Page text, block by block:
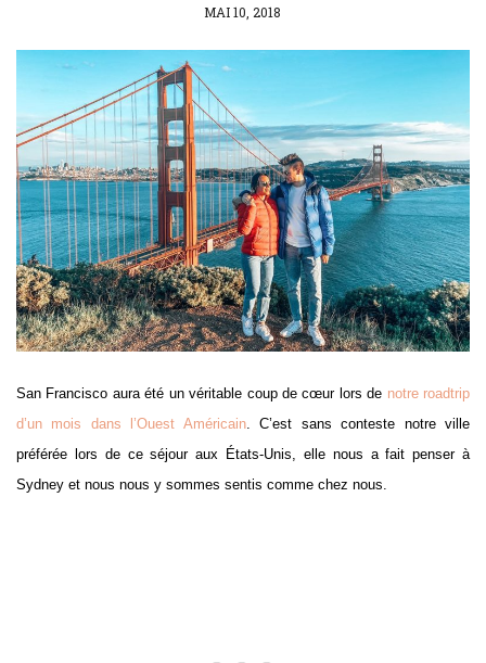
POSTED
MAI 10, 2018
San Francisco aura été un véritable coup de cœur lors de notre roadtrip
d’un mois dans l’Ouest Américain. C’est sans conteste notre ville
préférée lors de ce séjour aux États-Unis, elle nous a fait penser à
Sydney et nous nous y sommes sentis comme chez nous.